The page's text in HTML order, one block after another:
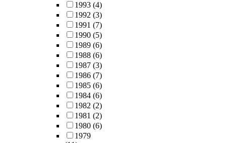
1993 (4)
1992 (3)
1991 (7)
1990 (5)
1989 (6)
1988 (6)
1987 (3)
1986 (7)
1985 (6)
1984 (6)
1982 (2)
1981 (2)
1980 (6)
1979